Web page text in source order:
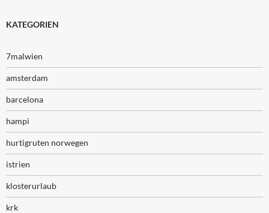
KATEGORIEN
7malwien
amsterdam
barcelona
hampi
hurtigruten norwegen
istrien
klosterurlaub
krk